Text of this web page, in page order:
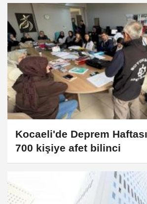
Kocaeli'de Deprem
700 kişiye afet bilinci